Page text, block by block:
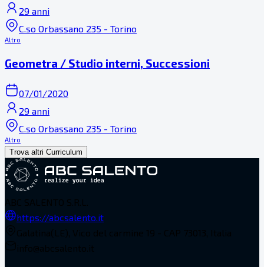
29 anni
C.so Orbassano 235 - Torino
Altro
Geometra / Studio interni, Successioni
07/01/2020
29 anni
C.so Orbassano 235 - Torino
Altro
Trova altri Curriculum
https://abcsalento.it